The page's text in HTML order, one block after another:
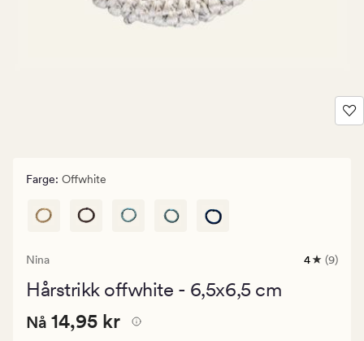
Farge: Offwhite
Nina
9
4 (9)
Hårstrikk offwhite - 6,5x6,5 cm
Nåværende
Nåværende pris
Nå 14,95 kr